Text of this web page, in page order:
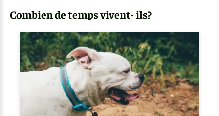
Combien de temps vivent- ils?